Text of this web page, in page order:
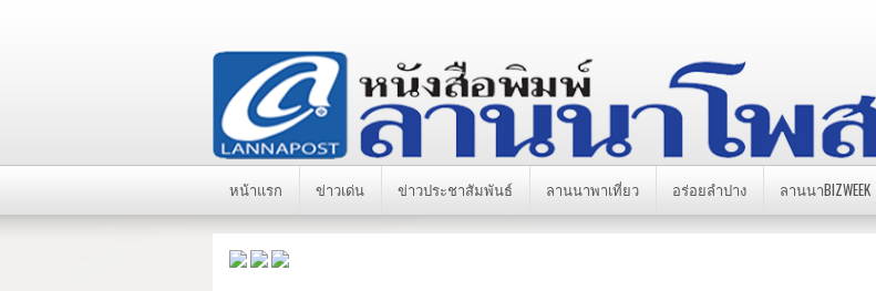
หน้าแรก ข่าวเด่น ข่าวประชาสัมพันธ์ ลานนาพาเที่ยว อร่อยลำปาง ลานนาBIZWEEK